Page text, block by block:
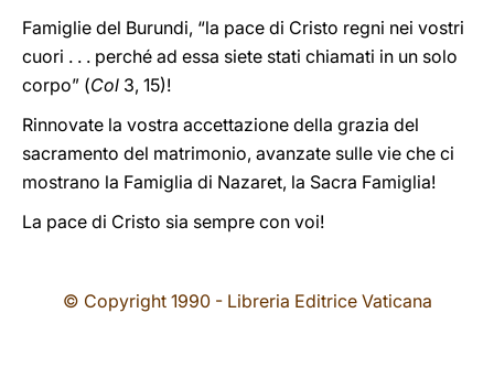
Famiglie del Burundi, “la pace di Cristo regni nei vostri
cuori . . . perché ad essa siete stati chiamati in un solo
corpo” (Col 3, 15)!
Rinnovate la vostra accettazione della grazia del
sacramento del matrimonio, avanzate sulle vie che ci
mostrano la Famiglia di Nazaret, la Sacra Famiglia!
La pace di Cristo sia sempre con voi!
© Copyright 1990 - Libreria Editrice Vaticana